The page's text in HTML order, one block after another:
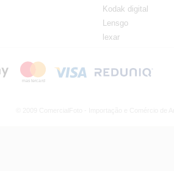
Kodak digital
Lensgo
lexar